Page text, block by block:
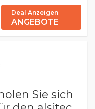
Deal Anzeigen
ANGEBOTE
Sie sich